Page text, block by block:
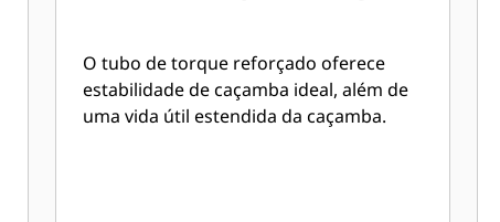
O tubo de torque reforçado oferece
estabilidade de caçamba ideal, além de
uma vida útil estendida da caçamba.